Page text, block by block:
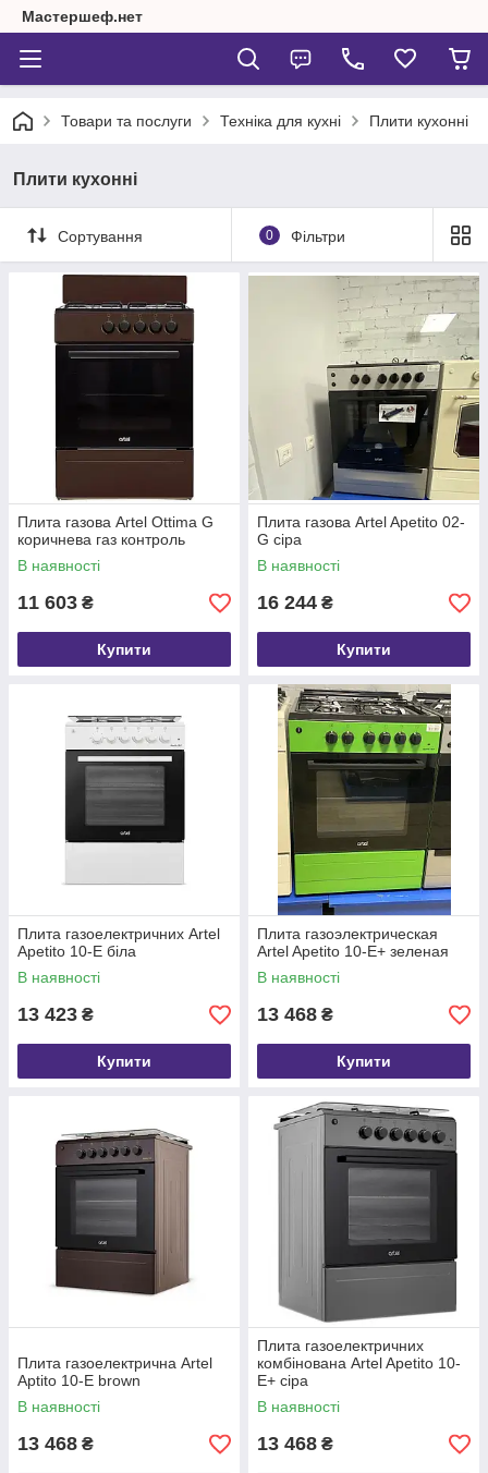
Мастершеф.нет
Товари та послуги Техніка для кухні Плити кухонні
Плити кухонні
Сортування 0 Фільтри
Плита газова Artel Ottima G
коричнева газ контроль
В наявності
11 603 ₴
Купити
Плита газова Artel Apetito 02-
G сіра
В наявності
16 244 ₴
Купити
Плита газоелектричних Artel
Apetito 10-E біла
В наявності
13 423 ₴
Купити
Плита газоэлектрическая
Artel Apetito 10-E+ зеленая
В наявності
13 468 ₴
Купити
Плита газоелектрична Artel
Aptito 10-E brown
В наявності
13 468 ₴
Плита газоелектричних
комбінована Artel Apetito 10-
E+ сіра
В наявності
13 468 ₴